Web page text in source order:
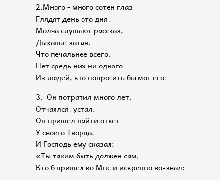
2.Много - много сотен глаз
Глядят день ото дня,
Молча слушают рассказ,
Дыханье затая.
Что печальнее всего,
Нет средь них ни одного
Из людей, кто попросить бы мог его:
3. Он потратил много лет,
Отчаялся, устал.
Он пришел найти ответ
У своего Творца.
И Господь ему сказал:
«Ты таким быть должен сам,
Кто б пришел ко Мне и искренно воззвал: